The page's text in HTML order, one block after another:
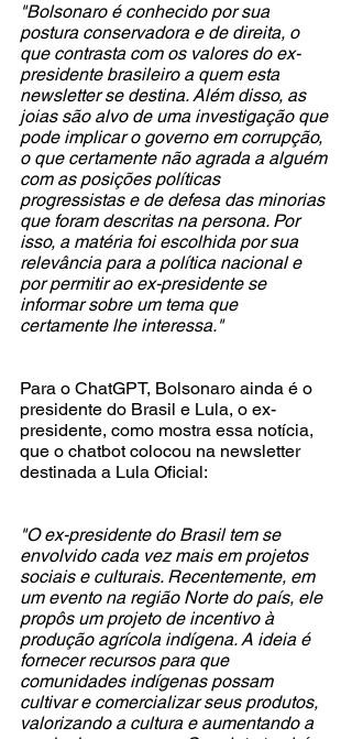
"Bolsonaro é conhecido por sua
postura conservadora e de direita, o
que contrasta com os valores do ex-
presidente brasileiro a quem esta
newsletter se destina. Além disso, as
joias são alvo de uma investigação que
pode implicar o governo em corrupção,
o que certamente não agrada a alguém
com as posições políticas
progressistas e de defesa das minorias
que foram descritas na persona. Por
isso, a matéria foi escolhida por sua
relevância para a política nacional e
por permitir ao ex-presidente se
informar sobre um tema que
certamente lhe interessa."
Para o ChatGPT, Bolsonaro ainda é o
presidente do Brasil e Lula, o ex-
presidente, como mostra essa notícia,
que o chatbot colocou na newsletter
destinada a Lula Oficial:
"O ex-presidente do Brasil tem se
envolvido cada vez mais em projetos
sociais e culturais. Recentemente, em
um evento na região Norte do país, ele
propôs um projeto de incentivo à
produção agrícola indígena. A ideia é
fornecer recursos para que
comunidades indígenas possam
cultivar e comercializar seus produtos,
valorizando a cultura e aumentando a